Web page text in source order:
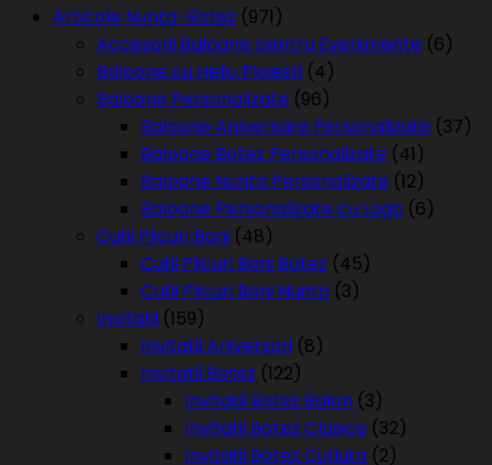
Articole Nunta-Botez (971)
Accesorii Baloane pentru Evenimente (6)
Baloane cu Heliu Ploiesti (4)
Baloane Personalizate (96)
Baloane Aniversare Personalizate (37)
Baloane Botez Personalizate (41)
Baloane Nunta Personalizate (12)
Baloane Personalizate cu Logo (6)
Cutii Plicuri Bani (48)
Cutii Plicuri Bani Botez (45)
Cutii Plicuri Bani Nunta (3)
Invitatii (159)
Invitatii Aniversari (8)
Invitatii Botez (122)
Invitatii Botez Balon (3)
Invitatii Botez Clasice (32)
Invitatii Botez Cutiuta (2)